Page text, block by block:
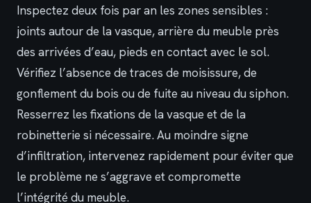
Inspectez deux fois par an les zones sensibles :
joints autour de la vasque, arrière du meuble près
des arrivées d’eau, pieds en contact avec le sol.
Vérifiez l’absence de traces de moisissure, de
gonflement du bois ou de fuite au niveau du siphon.
Resserrez les fixations de la vasque et de la
robinetterie si nécessaire. Au moindre signe
d’infiltration, intervenez rapidement pour éviter que
le problème ne s’aggrave et compromette
l’intégrité du meuble.